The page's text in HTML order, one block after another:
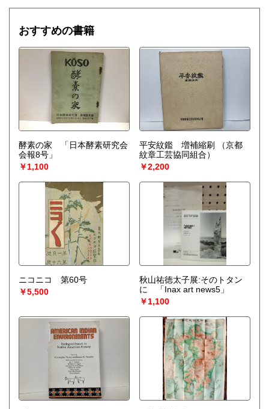
おすすめの書籍
酵素の家 「日本酵素研究会
会報8号」
￥1,100
平安紋鑑 増補縮刷
（京都
紋章工芸協同組合）
￥2,200
ニコニコ 第60号
￥5,500
秋山祐徳太子展:そのトタン
に 「Inax art news5」
￥1,100